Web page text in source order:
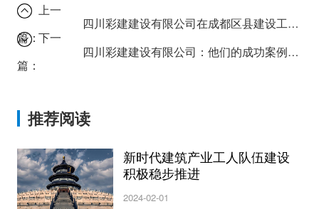
上一
篇：
四川彩建建设有限公司在成都区县建设工程设计中的案例分析
下一
篇：
四川彩建建设有限公司：他们的成功案例有哪些？
推荐阅读
新时代建筑产业工人队伍建设
积极稳步推进
2024-02-01